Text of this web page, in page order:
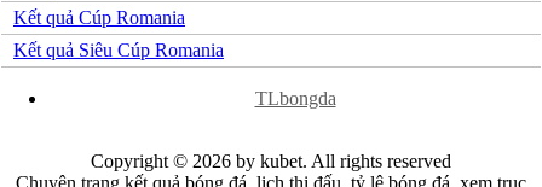
Liechtenstein
Malta
Na Uy
Kết quả Cúp Romania
Kết quả Siêu Cúp Romania
TLbongda
Copyright © 2026 by kubet. All rights reserved
Chuyên trang kết quả bóng đá, lịch thi đấu, tỷ lệ bóng đá, xem trục